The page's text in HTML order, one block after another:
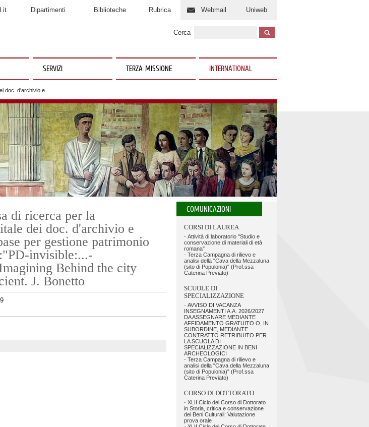
Dipartimenti Biblioteche Rubrica Webmail Uniweb
Cerca
SERVIZI TERZA MISSIONE INTERNATIONAL
doc. d'archivio e…
di ricerca per la
dei doc. d'archivio e
per gestione patrimonio
invisible:...-
Behind the city
J. Bonetto
COMUNICAZIONI
CORSI DI LAUREA
- Attività di laboratorio "Studio e
conservazione di materiali di età
romana"
- Terza Campagna di rilievo e
analisi della "Cava della Mezzaluna
(sito di Populonia)" (Prof.ssa
Caterina Previato)
SCUOLE DI
SPECIALIZZAZIONE
- AVVISO DI VACANZA
INSEGNAMENTI A.A. 2026/2027
DA ASSEGNARE MEDIANTE
AFFIDAMENTO GRATUITO O, IN
SUBORDINE, MEDIANTE
CONTRATTO RETRIBUITO PER
LA SCUOLA DI
SPECIALIZZAZIONE IN BENI
ARCHEOLOGICI
- Terza Campagna di rilievo e
analisi della "Cava della Mezzaluna
(sito di Populonia)" (Prof.ssa
Caterina Previato)
CORSO DI DOTTORATO
- XLII Ciclo del Corso di Dottorato
in Storia, critica e conservazione
dei Beni Culturali: Valutazione
prova orale